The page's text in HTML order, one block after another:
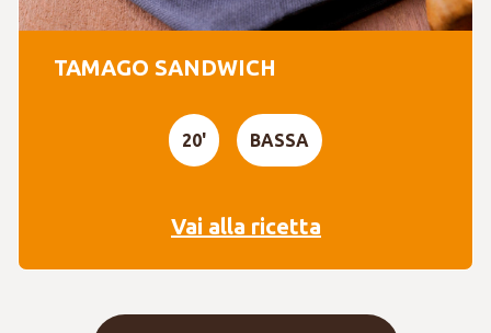
TAMAGO SANDWICH
20' BASSA
Vai alla ricetta